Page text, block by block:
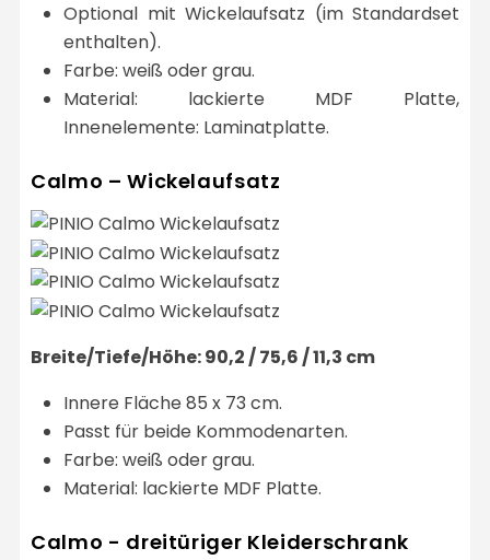
Optional mit Wickelaufsatz (im Standardset
enthalten).
Farbe: weiß oder grau.
Material: lackierte MDF Platte,
Innenelemente: Laminatplatte.
Calmo – Wickelaufsatz
Breite/Tiefe/Höhe: 90,2 / 75,6 / 11,3 cm
Innere Fläche 85 x 73 cm.
Passt für beide Kommodenarten.
Farbe: weiß oder grau.
Material: lackierte MDF Platte.
Calmo - dreitüriger Kleiderschrank